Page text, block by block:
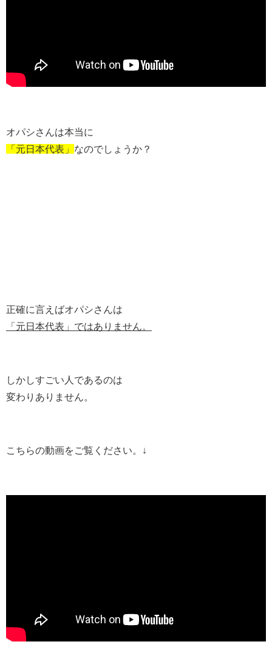
オパシさんは本当に
「元日本代表」 なのでしょうか？
正確に言えばオパシさんは
「元日本代表」ではありません。
しかしすごい人であるのは
変わりありません。
こちらの動画をご覧ください。↓